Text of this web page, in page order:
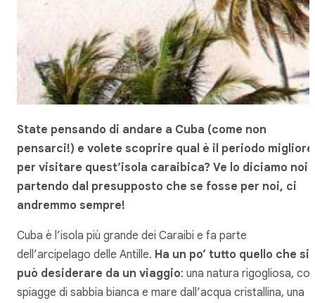
State pensando di andare a Cuba (come non
pensarci!) e volete scoprire qual è il periodo migliore
per visitare quest’isola caraibica? Ve lo diciamo noi
partendo dal presupposto che se fosse per noi, ci
andremmo sempre!
Cuba è l’isola più grande dei Caraibi e fa parte
dell’arcipelago delle Antille. Ha un po’ tutto quello che si
può desiderare da un viaggio: una natura rigogliosa, con
spiagge di sabbia bianca e mare dall’acqua cristallina, una